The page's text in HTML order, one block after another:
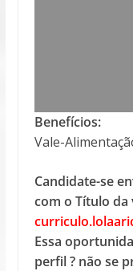
Benefícios:
Vale-
Candidate-se
com o Título da
Essa
perfil ? não se